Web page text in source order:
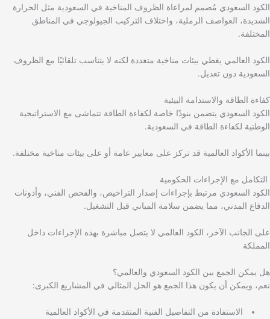
الكود السعودي مُصمم لمراعاة الظروف المناخية في السعودية مثل الحرارة
الشديدة، العواصف الرملية، واختلاف التركيب الجيولوجي في المناطق
المختلفة.
الكود العالمي يغطي بيئات مناخية متعددة لكنه لا يتناسب تلقائيًا مع الظروف
السعودية دون تعديل.
كفاءة الطاقة والاستدامة البيئية
الكود السعودي يتضمن بنودًا خاصة لكفاءة الطاقة تتماشى مع الاستراتيجية
الوطنية لكفاءة الطاقة في السعودية.
بينما الأكواد العالمية قد تركز على معايير عامة أو على بيئات مناخية مختلفة.
التكامل مع الإجراءات الحكومية
الكود السعودي مرتبط بإجراءات إصدار التراخيص، والفحص الفني، وأذونات
الدفاع المدني، مما يضمن سلامة المباني قبل التشغيل.
على الجانب الآخر، الكود العالمي لا يتصل مباشرة بهذه الإجراءات داخل
المملكة
هل يمكن الجمع بين الكود السعودي والعالمي؟
نعم، ويمكن أن يكون هذا الجمع هو الحل المثالي في المشاريع الكبرى:
الاستفادة من التفاصيل الفنية المتقدمة في الأكواد العالمية